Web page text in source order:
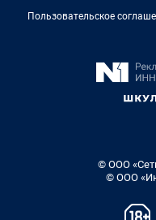
Пользовательское
© ООО
© ООО